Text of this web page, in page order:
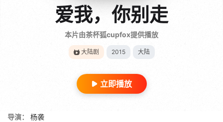
爱我，你别走
本片由茶杯狐cupfox提供播放
大陆剧 2015 大陆
立即播放
导演：
杨袭